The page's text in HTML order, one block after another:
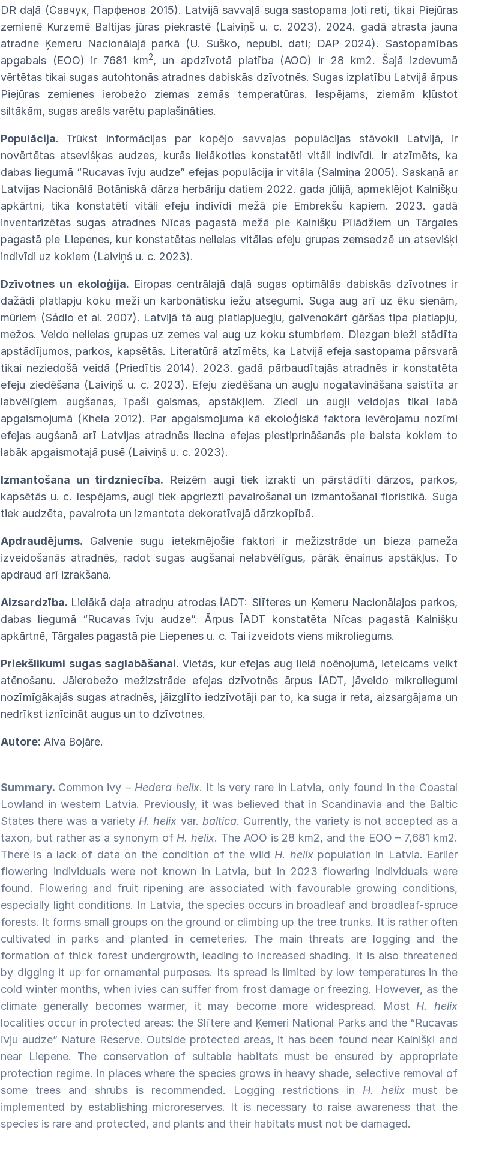
DR daļā (Савчук, Парфенов 2015). Latvijā savvaļā suga sastopama ļoti reti, tikai Piejūras
zemienē Kurzemē Baltijas jūras piekrastē (Laiviņš u. c. 2023). 2024. gadā atrasta jauna
atradne Ķemeru Nacionālajā parkā (U. Suško, nepubl. dati; DAP 2024). Sastopamības
apgabals (EOO) ir 7681
km2, un apdzīvotā platība (AOO) ir 28 km2. Šajā izdevumā
vērtētas tikai sugas autohtonās atradnes dabiskās dzīvotnēs. Sugas izplatību Latvijā ārpus
Piejūras zemienes ierobežo ziemas zemās temperatūras. Iespējams, ziemām kļūstot
siltākām, sugas areāls varētu paplašināties.
Populācija. Trūkst informācijas par kopējo savvaļas populācijas stāvokli Latvijā,
ir
novērtētas atsevišķas audzes, kurās lielākoties konstatētivitāli indivīdi. Ir atzīmēts, ka
dabas liegumā “Rucavasīvju audze” efejas populācija irvitāla (Salmiņa 2005). Saskaņā ar
Latvijas Nacionālā Botāniskā dārza herbāriju datiem 2022. gada jūlijā, apmeklējot Kalnišķu
apkārtni, tika konstatēti vitāli efeju indivīdi mežā pie Embrekšu kapiem. 2023. gadā
inventarizētas sugas atradnes Nīcas pagastā mežā pie Kalnišķu Pīlādžiem un Tārgales
pagastā pie Liepenes, kur konstatētas nelielas vitālas efeju grupas zemsedzē un atsevišķi
indivīdi uz kokiem (Laiviņš u. c. 2023).
Dzīvotnes un ekoloģija. Eiropas centrālajā daļā sugas optimālās dabiskās dzīvotnes ir
dažādi platlapju koku meži un karbonātisku iežu atsegumi. Suga aug arī uz ēku sienām,
mūriem (Sádlo et al. 2007). Latvijā tā aug platlapjuegļu, galvenokārt gāršas tipa platlapju,
mežos. Veido nelielas grupas uz zemes vai aug uz koku stumbriem. Diezgan bieži stādīta
apstādījumos, parkos, kapsētās. Literatūrā atzīmēts, ka Latvijā efeja sastopama pārsvarā
tikai neziedošā veidā (Priedītis 2014). 2023. gadā pārbaudītajās atradnēs ir konstatēta
efeju ziedēšana (Laiviņš u. c. 2023). Efeju ziedēšana un augļu nogatavināšana saistīta ar
labvēlīgiem augšanas, īpaši gaismas, apstākļiem. Ziedi un augļi veidojas tikai labā
apgaismojumā (Khela 2012). Par apgaismojuma kā ekoloģiskā faktora ievērojamu nozīmi
efejas augšanā arī Latvijas atradnēs liecina efejas piestiprināšanās pie balsta kokiem to
labāk apgaismotajā pusē (Laiviņš u. c. 2023).
Izmantošana un tirdzniecība. Reizēm augi tiek izrakti un pārstādīti dārzos, parkos,
kapsētās u. c. Iespējams, augi tiek apgriezti pavairošanai un izmantošanai floristikā. Suga
tiek audzēta, pavairota un izmantota dekoratīvajā dārzkopībā.
Apdraudējums. Galvenie sugu ietekmējošie faktori ir mežizstrāde un bieza pameža
izveidošanās atradnēs, radot sugas augšanai nelabvēlīgus, pārāk ēnainus apstākļus. To
apdraud arī izrakšana.
Aizsardzība. Lielākā daļa atradņu atrodas ĪADT: Slīteres un Ķemeru Nacionālajos parkos,
dabas liegumā “Rucavas īvju audze”. Ārpus ĪADT konstatēta Nīcas pagastā Kalnišķu
apkārtnē, Tārgales pagastā pie Liepenes u. c. Tai izveidots viens mikroliegums.
Priekšlikumi sugas saglabāšanai.Vietās, kur efejas aug lielā noēnojumā, ieteicams veikt
atēnošanu. Jāierobežo mežizstrāde efejas dzīvotnēs ārpus ĪADT, jāveido
mikroliegumi
nozīmīgākajās sugas atradnēs, jāizglīto iedzīvotāji par to, ka suga ir reta, aizsargājama un
nedrīkst iznīcināt augus un to dzīvotnes.
Autore: Aiva Bojāre.
Summary. Common ivy – Hedera helix. It is very rare in Latvia, only found in the Coastal
Lowland in western Latvia. Previously, it was believed that in Scandinavia and the Baltic
States there was a variety H. helix var. baltica. Currently, the variety is not accepted as a
taxon, but rather as a synonym of H. helix. The AOO is 28 km2, and the EOO – 7,681 km2.
There is a lack of data on the condition of the wild H. helixpopulation in Latvia. Earlier
flowering individuals were not known in Latvia, but in 2023 flowering individuals were
found. Flowering and fruit ripening are associated with favourable growing conditions,
especially light conditions. In Latvia, the species occurs in broadleaf and broadleaf-spruce
forests. It forms small groups on the ground or climbing up the tree trunks. It is rather often
cultivated in parks and planted in cemeteries. The main threats are logging and the
formation of thick forest undergrowth, leading to increased shading. It is also threatened
by digging it up for ornamental purposes. Its spread is limited by low temperatures in the
cold winter months, when ivies can suffer from frost damage or freezing. However, as the
climate generally becomes warmer, it may become more widespread. Most H. helix
localities occur in protected areas: the Slītere and Ķemeri National Parks and the “Rucavas
īvju audze” Nature Reserve. Outside protected areas, it has been found near Kalnišķi and
near Liepene. The conservation of suitable habitats must be ensured by appropriate
protection regime. In places where the species grows in heavy shade, selective removal of
some trees and shrubs is recommended. Logging restrictions in H. helixmust be
implemented by establishing microreserves. It is necessary to raise awareness that the
species is rare and protected, and plants and their habitats must not be damaged.